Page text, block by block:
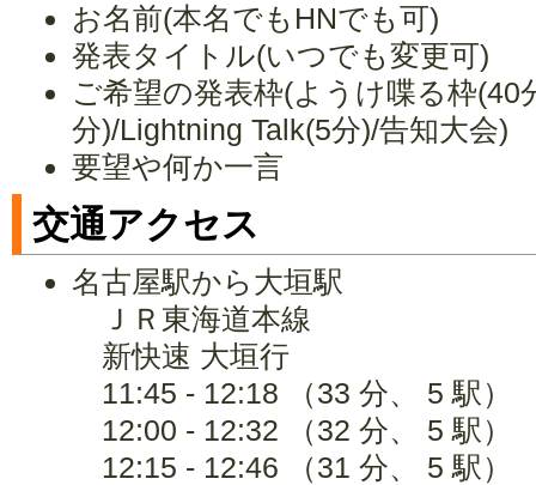
お名前(本名でもHNでも可)
発表タイトル(いつでも変更可)
ご希望の発表枠(ようけ喋る枠(40
分)/Lightning Talk(5分)/告知大会)
要望や何か一言
交通アクセス
名古屋駅から大垣駅
ＪＲ東海道本線
新快速 大垣行
11:45 - 12:18 （33 分、 5 駅）
12:00 - 12:32 （32 分、 5 駅）
12:15 - 12:46 （31 分、 5 駅）